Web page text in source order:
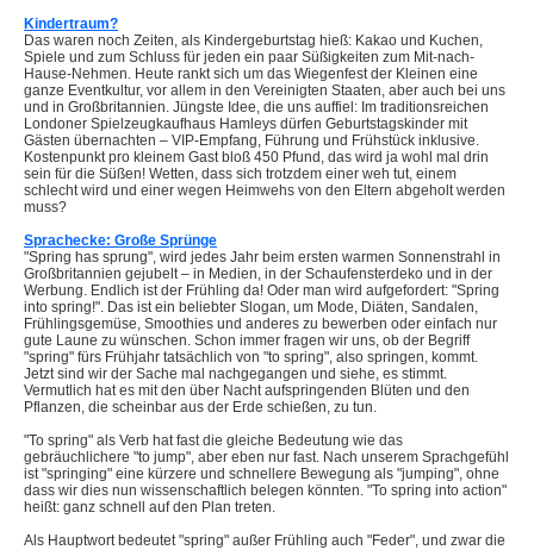
Kindertraum?
Das waren noch Zeiten, als Kindergeburtstag hieß: Kakao und Kuchen,
Spiele und zum Schluss für jeden ein paar Süßigkeiten zum Mit-nach-
Hause-Nehmen. Heute rankt sich um das Wiegenfest der Kleinen eine
ganze Eventkultur, vor allem in den Vereinigten Staaten, aber auch bei uns
und in Großbritannien. Jüngste Idee, die uns auffiel: Im traditionsreichen
Londoner Spielzeugkaufhaus Hamleys dürfen Geburtstagskinder mit
Gästen übernachten – VIP-Empfang, Führung und Frühstück inklusive.
Kostenpunkt pro kleinem Gast bloß 450 Pfund, das wird ja wohl mal drin
sein für die Süßen! Wetten, dass sich trotzdem einer weh tut, einem
schlecht wird und einer wegen Heimwehs von den Eltern abgeholt werden
muss?
Sprachecke: Große Sprünge
"Spring has sprung", wird jedes Jahr beim ersten warmen Sonnenstrahl in
Großbritannien gejubelt – in Medien, in der Schaufensterdeko und in der
Werbung. Endlich ist der Frühling da! Oder man wird aufgefordert: "Spring
into spring!". Das ist ein beliebter Slogan, um Mode, Diäten, Sandalen,
Frühlingsgemüse, Smoothies und anderes zu bewerben oder einfach nur
gute Laune zu wünschen. Schon immer fragen wir uns, ob der Begriff
"spring" fürs Frühjahr tatsächlich von "to spring", also springen, kommt.
Jetzt sind wir der Sache mal nachgegangen und siehe, es stimmt.
Vermutlich hat es mit den über Nacht aufspringenden Blüten und den
Pflanzen, die scheinbar aus der Erde schießen, zu tun.
"To spring" als Verb hat fast die gleiche Bedeutung wie das
gebräuchlichere "to jump", aber eben nur fast. Nach unserem Sprachgefühl
ist "springing" eine kürzere und schnellere Bewegung als "jumping", ohne
dass wir dies nun wissenschaftlich belegen könnten. "To spring into action"
heißt: ganz schnell auf den Plan treten.
Als Hauptwort bedeutet "spring" außer Frühling auch "Feder", und zwar die